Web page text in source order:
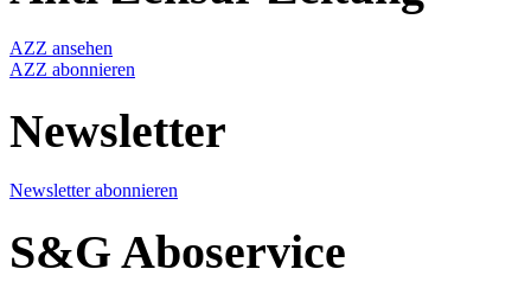
AZZ ansehen
AZZ abonnieren
Newsletter
Newsletter abonnieren
S&G Aboservice